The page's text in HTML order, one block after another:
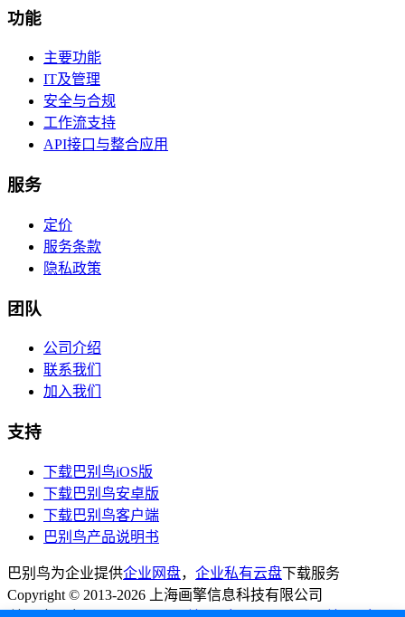
功能
主要功能
IT及管理
安全与合规
工作流支持
API接口与整合应用
服务
定价
服务条款
隐私政策
团队
公司介绍
联系我们
加入我们
支持
下载巴别鸟iOS版
下载巴别鸟安卓版
下载巴别鸟客户端
巴别鸟产品说明书
巴别鸟为企业提供企业网盘， 企业私有云盘下载服务
Copyright © 2013-2026 上海画擎信息科技有限公司